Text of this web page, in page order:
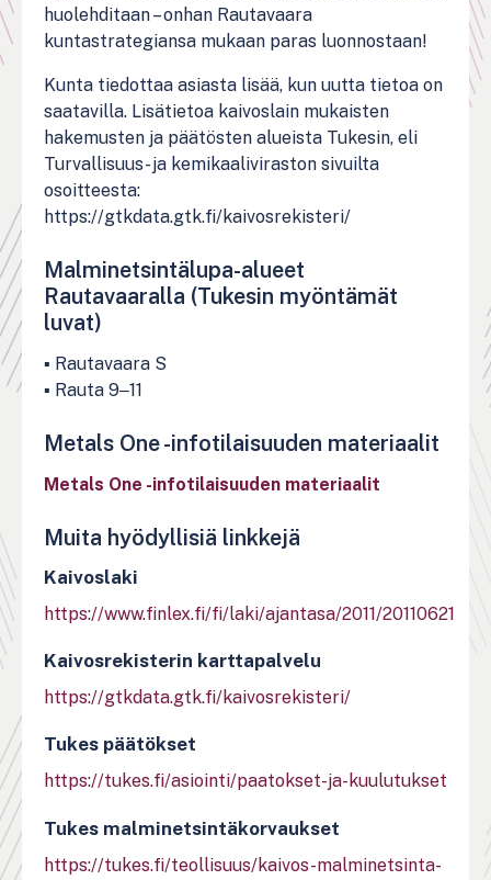
huolehditaan – onhan Rautavaara
kuntastrategiansa mukaan paras luonnostaan!
Kunta tiedottaa asiasta lisää, kun uutta tietoa on
saatavilla. Lisätietoa kaivoslain mukaisten
hakemusten ja päätösten alueista Tukesin, eli
Turvallisuus- ja kemikaaliviraston sivuilta
osoitteesta:
https://gtkdata.gtk.fi/kaivosrekisteri/
Malminetsintälupa-alueet
Rautavaaralla (Tukesin myöntämät
luvat)
▪ Rautavaara S
▪ Rauta 9‒11
Metals One -infotilaisuuden materiaalit
Metals One -infotilaisuuden materiaalit
Muita hyödyllisiä linkkejä
Kaivoslaki
https://www.finlex.fi/fi/laki/ajantasa/2011/20110621
Kaivosrekisterin karttapalvelu
https://gtkdata.gtk.fi/kaivosrekisteri/
Tukes päätökset
https://tukes.fi/asiointi/paatokset-ja-kuulutukset
Tukes malminetsintäkorvaukset
https://tukes.fi/teollisuus/kaivos-malminetsinta-